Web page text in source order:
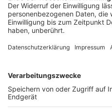
Haftbefehl gegen den
Dienstagnachmittag
Untersuchungshaft in eine
wann der Prozess vor dem
Kranbesetzung) und Herbst
Bedrohung der
nicht enthalten.